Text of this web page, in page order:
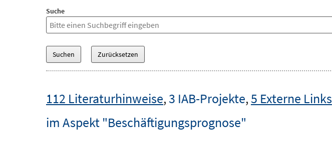
Suche
112 Literaturhinweise,3 IAB-Projekte,5 Externe Links
im Aspekt "Beschäftigungsprognose"